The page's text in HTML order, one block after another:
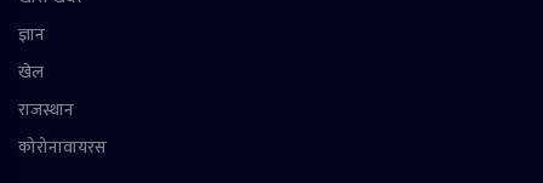
ज्ञान
खेल
राजस्थान
कोरोनावायरस